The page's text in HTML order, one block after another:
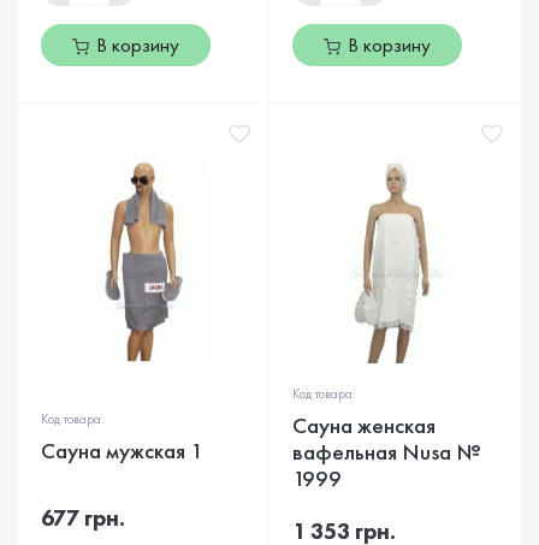
В корзину В корзину
Код товара:
Сауна мужская 1
677 грн.
Код товара:
Сауна женская
вафельная Nusa №
1999
1 353 грн.